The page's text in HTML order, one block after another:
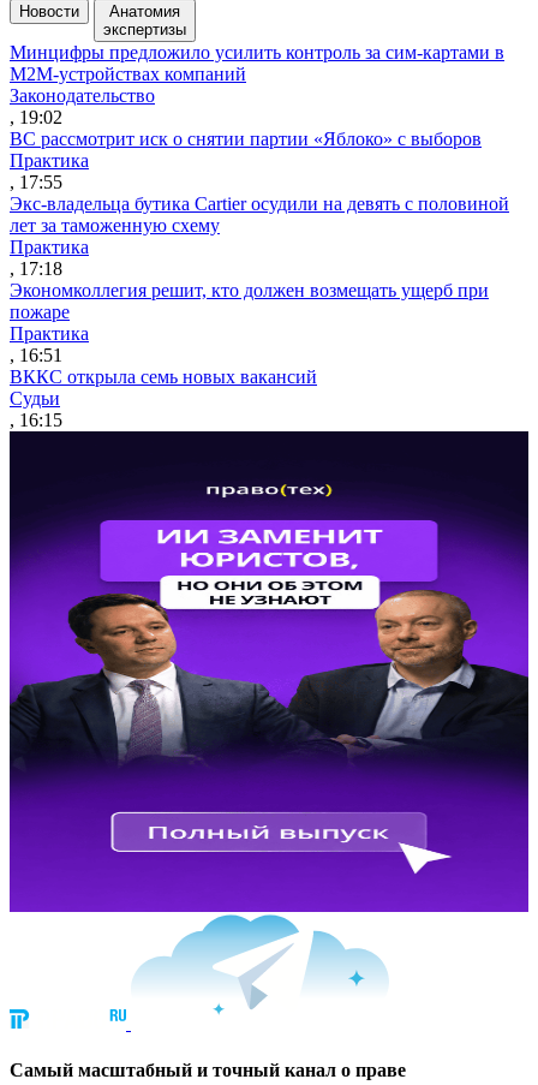
Новости
Анатомия
экспертизы
Минцифры предложило усилить контроль за сим-картами в
M2M-устройствах компаний
Законодательство
, 19:02
ВС рассмотрит иск о снятии партии «Яблоко» с выборов
Практика
, 17:55
Экс-владельца бутика Cartier осудили на девять с половиной
лет за таможенную схему
Практика
, 17:18
Экономколлегия решит, кто должен возмещать ущерб при
пожаре
Практика
, 16:51
ВККС открыла семь новых вакансий
Судьи
, 16:15
Cамый масштабный и точный канал о праве